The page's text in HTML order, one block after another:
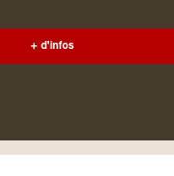
+ d'infos